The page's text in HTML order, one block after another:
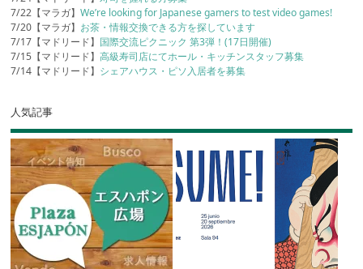
7/22【マラガ】We’re looking for Japanese gamers to test video games!
7/20【マラガ】 お茶・情報交換できる方を探しています
7/17【マドリード】 国際交流ピクニック 第3弾！(17日開催)
7/15【マドリード】高級寿司店にてホール・キッチンスタッフ募集
7/14【マドリード】 シェアハウス・ピソ入居者を募集
人気記事